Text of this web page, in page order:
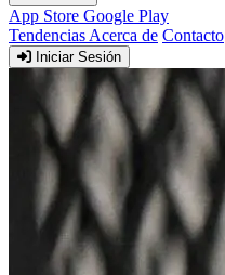
App Store Google Play
Tendencias Acerca de Contacto
Iniciar Sesión